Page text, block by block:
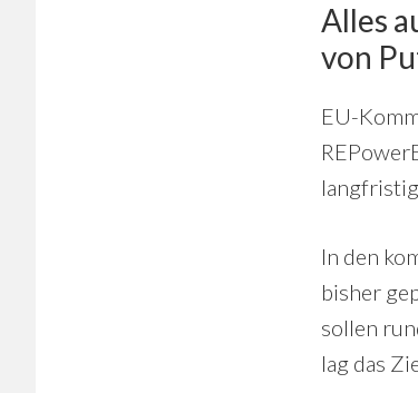
Alles
von
EU-
In den
bisher
sollen
lag das